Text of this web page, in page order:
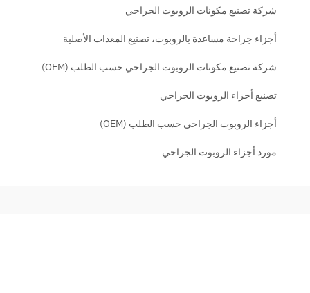
شركة تصنيع مكونات الروبوت الجراحي
أجزاء جراحة مساعدة بالروبوت، تصنيع المعدات الأصلية
شركة تصنيع مكونات الروبوت الجراحي حسب الطلب (OEM)
تصنيع أجزاء الروبوت الجراحي
أجزاء الروبوت الجراحي حسب الطلب (OEM)
مورد أجزاء الروبوت الجراحي